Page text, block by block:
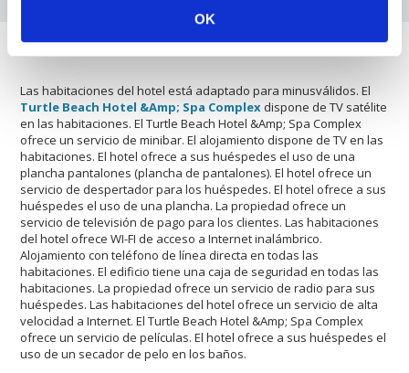
OK
Caracteristicas de las Habitaciones
Televisión
Las habitaciones del hotel está adaptado para minusválidos. El
Turtle Beach Hotel &Amp; Spa Complexdispone de TV satélite
en las habitaciones. El Turtle Beach Hotel &Amp; Spa Complex
ofrece un servicio de minibar. El alojamiento dispone de TV en las
habitaciones. El hotel ofrece a sus huéspedes el uso de una
plancha pantalones (plancha de pantalones). El hotel ofrece un
servicio de despertador para los huéspedes. El hotel ofrece a sus
huéspedes el uso de una plancha. La propiedad ofrece un
servicio de televisión de pago para los clientes. Las habitaciones
del hotel ofrece WI-FI de acceso a Internet inalámbrico.
Alojamiento con teléfono de línea directa en todas las
habitaciones. El edificio tiene una caja de seguridad en todas las
habitaciones. La propiedad ofrece un servicio de radio para sus
huéspedes. Las habitaciones del hotel ofrece un servicio de alta
velocidad a Internet. El Turtle Beach Hotel &Amp; Spa Complex
ofrece un servicio de películas. El hotel ofrece a sus huéspedes el
uso de un secador de pelo en los baños.